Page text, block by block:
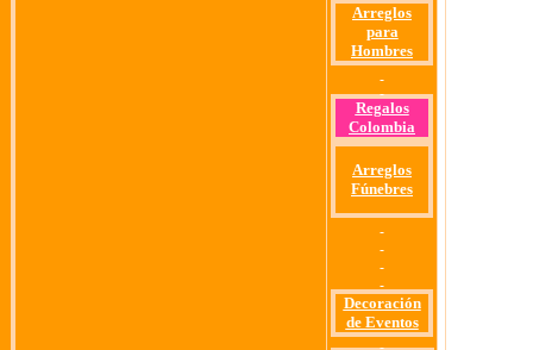
Arreglos
para
Hombres
Regalos
Colombia
Arreglos
Fúnebres
Decoración
de Eventos